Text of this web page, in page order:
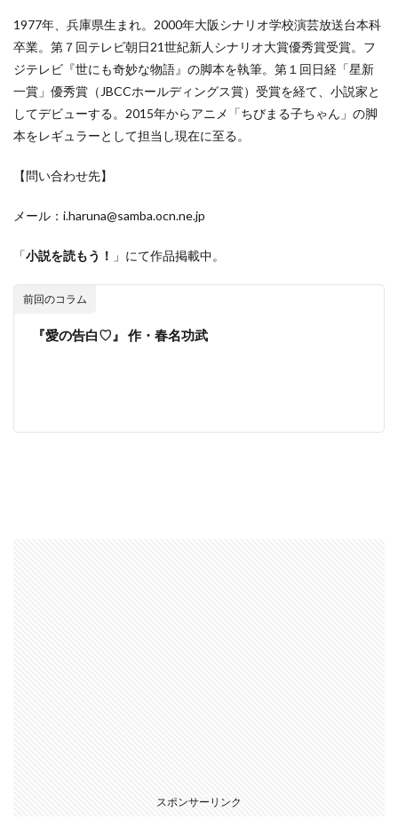
1977年、兵庫県生まれ。2000年大阪シナリオ学校演芸放送台本科
卒業。第７回テレビ朝日21世紀新人シナリオ大賞優秀賞受賞。フ
ジテレビ『世にも奇妙な物語』の脚本を執筆。第１回日経「星新
一賞」優秀賞（JBCCホールディングス賞）受賞を経て、小説家と
してデビューする。2015年からアニメ「ちびまる子ちゃん」の脚
本をレギュラーとして担当し現在に至る。
【問い合わせ先】
メール： i.haruna@samba.ocn.ne.jp
「小説を読もう！ 」にて作品掲載中。
前回のコラム
『愛の告白♡』 作・春名功武
スポンサーリンク